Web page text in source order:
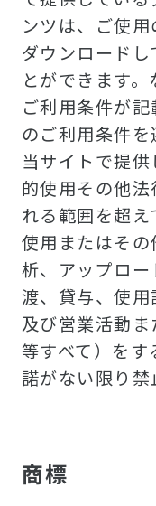
ンツは、ご使用
ダウンロード
とができます
ご利用条件が
のご利用条件を
当サイトで提
的使用その他
れる範囲を超
使用またはそ
析、アップロ
渡、貸与、使用
及び営業活動
等すべて）を
諾がない限り禁
商標